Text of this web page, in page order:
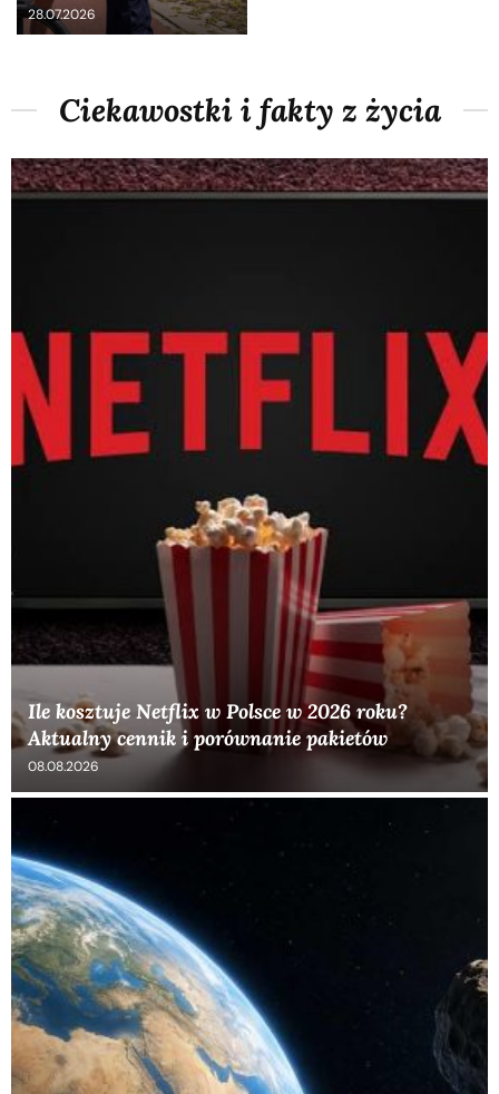
28.07.2026
Ciekawostki i fakty z życia
Ile kosztuje Netflix w Polsce w 2026 roku?
Aktualny cennik i porównanie pakietów
08.08.2026